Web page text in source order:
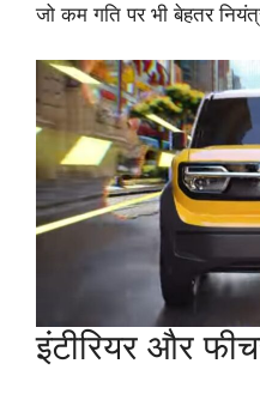
जो कम गति पर भी बेहतर
इंटीरियर और